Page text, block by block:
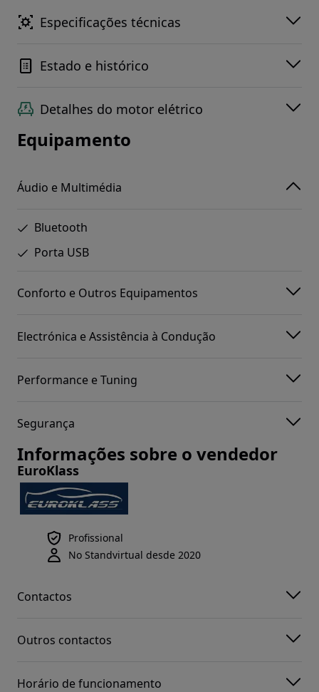
Especificações técnicas
Estado e histórico
Detalhes do motor elétrico
Equipamento
Áudio e Multimédia
Bluetooth
Porta USB
Conforto e Outros Equipamentos
Electrónica e Assistência à Condução
Performance e Tuning
Segurança
Informações sobre o vendedor
EuroKlass
Profissional
No Standvirtual desde 2020
Contactos
Outros contactos
Horário de funcionamento